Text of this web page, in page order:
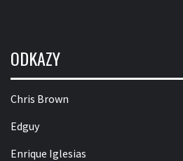
ODKAZY
Chris Brown
Edguy
Enrique Iglesias